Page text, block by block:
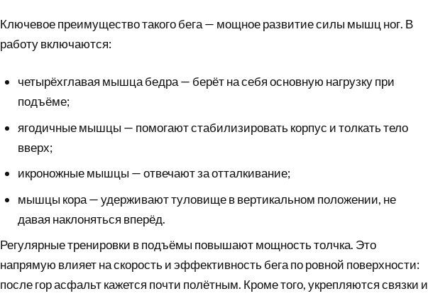
Ключевое преимущество такого бега — мощное развитие силы мышц ног. В
работу включаются:
четырёхглавая мышца бедра — берёт на себя основную нагрузку при
подъёме;
ягодичные мышцы — помогают стабилизировать корпус и толкать тело
вверх;
икроножные мышцы — отвечают за отталкивание;
мышцы кора — удерживают туловище в вертикальном положении, не
давая наклоняться вперёд.
Регулярные тренировки в подъёмы повышают мощность толчка. Это
напрямую влияет на скорость и эффективность бега по ровной поверхности:
после гор асфальт кажется почти полётным. Кроме того, укрепляются связки и